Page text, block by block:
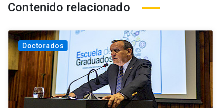
Contenido relacionado
Doctorados